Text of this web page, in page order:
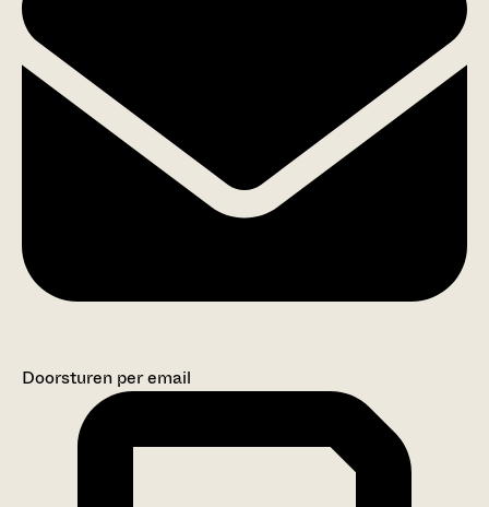
Doorsturen per email